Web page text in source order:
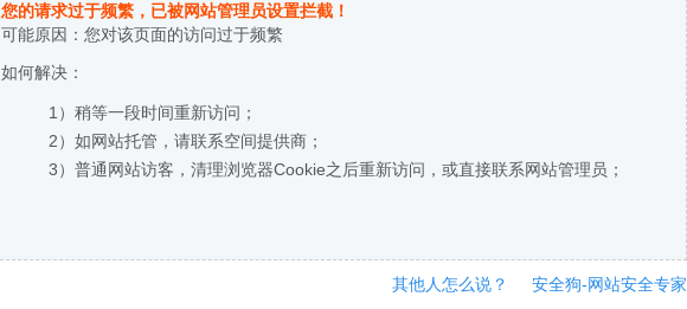
您的请求过于频繁，已被网站管理员设置拦截！
可能原因：您对该页面的访问过于频繁
如何解决：
1）稍等一段时间重新访问；
2）如网站托管，请联系空间提供商；
3）普通网站访客，清理浏览器Cookie之后重新访问，或直接联系网站管理员；
其他人怎么说？ 安全狗-网站安全专家